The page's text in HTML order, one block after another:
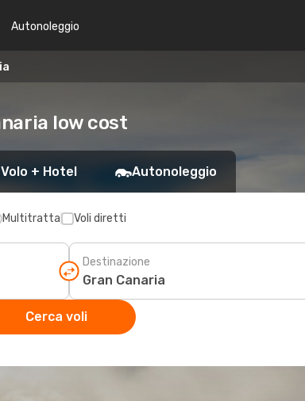
Autonoleggio
low cost
Volo + Hotel Autonoleggio
Multitratta Voli diretti
Destinazione
Cerca voli